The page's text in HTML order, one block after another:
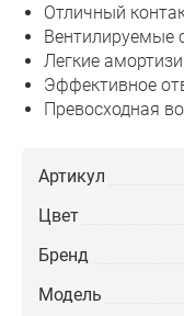
Отличный
Вентилируемые
Легкие
Эффективное
Превосходная
Артикул
Цвет
Бренд
Модель